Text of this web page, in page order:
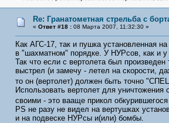
Re: Гранатометная стрельба с
« Ответ #18 :08 Марта 2007, 11:32:30 »
Как АГС-17, так и пушка установленная
в "шахматном" порядке. У НУРсов, как и
Так что если с вертолета был
выстрел (и замечу - летел на скорости,
то он (вертолет) должен быть точно
Использовать вертолет для уничтожения
своими - это вааще прикол
PS не разу не видел на вертушках
и на подвеске НУРсы и(или) бомбы.